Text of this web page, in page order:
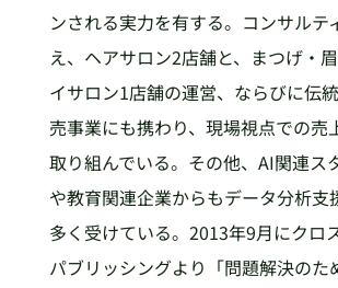
ンされる実力を有する。コンサルテ
え、ヘアサロン2店舗と、まつげ・
イサロン1店舗の運営、ならびに伝
売事業にも携わり、現場視点での売
取り組んでいる。その他、AI関連ス
や教育関連企業からもデータ分析支
多く受けている。2013年9月にクロ
パブリッシングより「問題解決のた